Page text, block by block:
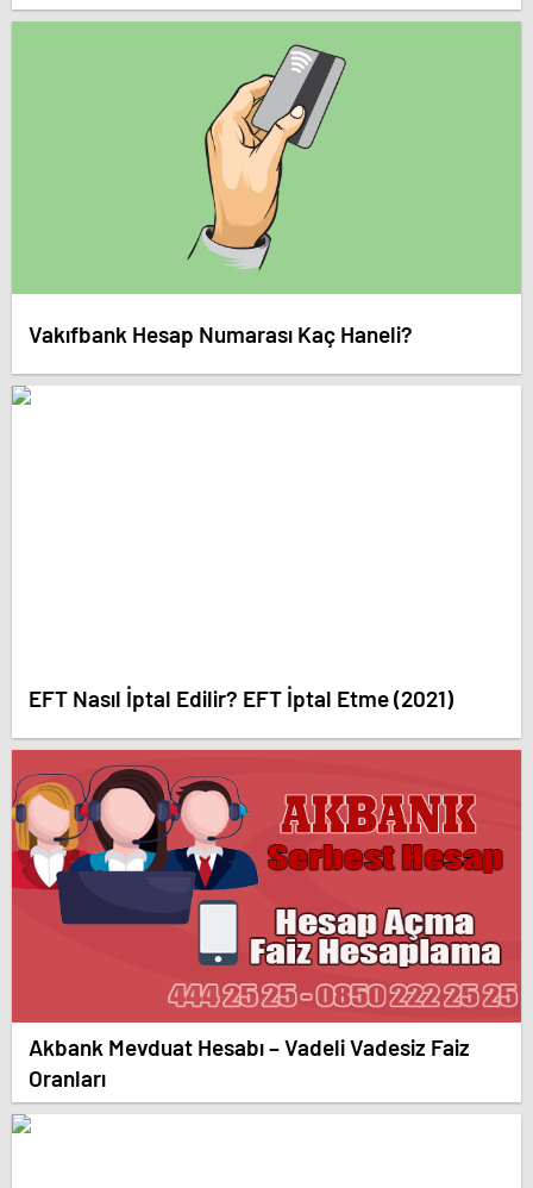
Vakıfbank Hesap Numarası Kaç Haneli?
EFT Nasıl İptal Edilir? EFT İptal Etme (2021)
Akbank Mevduat Hesabı – Vadeli Vadesiz Faiz
Oranları